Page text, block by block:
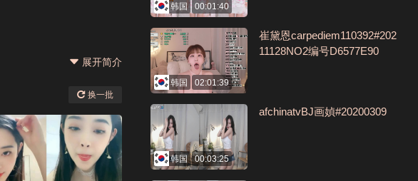
展开简介
换一批
韩国 00:01:40
韩国 02:01:39
崔黛恩carpediem110392#202
11128NO2编号D6577E90
韩国 00:03:25
afchinatvBJ画媜#20200309